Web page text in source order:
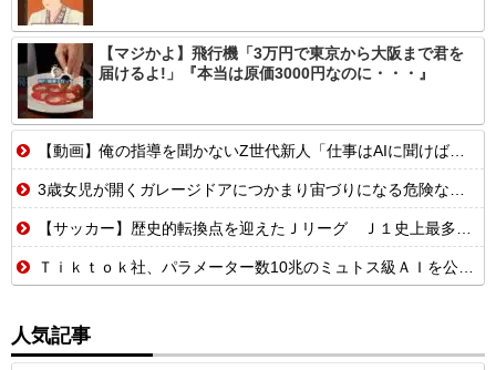
【マジかよ】飛行機「3万円で東京から大阪まで君を
届けるよ!」『本当は原価3000円なのに・・・』
【動画】俺の指導を聞かないZ世代新人「仕事はAIに聞けば余裕w」俺「AI以下でごめんね」→指導やめて放置プレイした結果w
3歳女児が開くガレージドアにつかまり宙づりになる危険な瞬間！！
【サッカー】歴史的転換点を迎えたＪリーグ Ｊ１史上最多６万３９６０人の観...
Ｔｉｋｔｏｋ社、パラメーター数10兆のミュトス級ＡＩを公開へ
人気記事